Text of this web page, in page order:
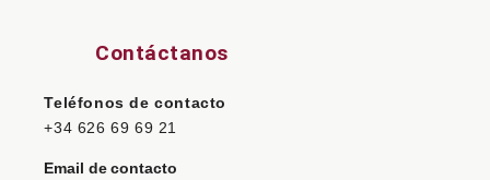
Contáctanos
Teléfonos de contacto
+34 626 69 69 21
Email de contacto